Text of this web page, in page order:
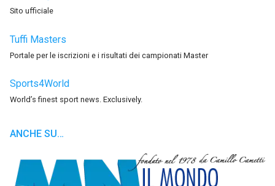
Sito ufficiale
Tuffi Masters
Portale per le iscrizioni e i risultati dei campionati Master
Sports4World
World’s finest sport news. Exclusively.
ANCHE SU…